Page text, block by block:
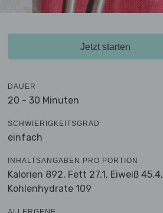
Jetzt starten
DAUER
20 - 30 Minuten
SCHWIERIGKEITSGRAD
einfach
INHALTSANGABEN PRO PORTION
Kalorien 892, Fett 27.1, Eiweiß 45.4,
Kohlenhydrate 109